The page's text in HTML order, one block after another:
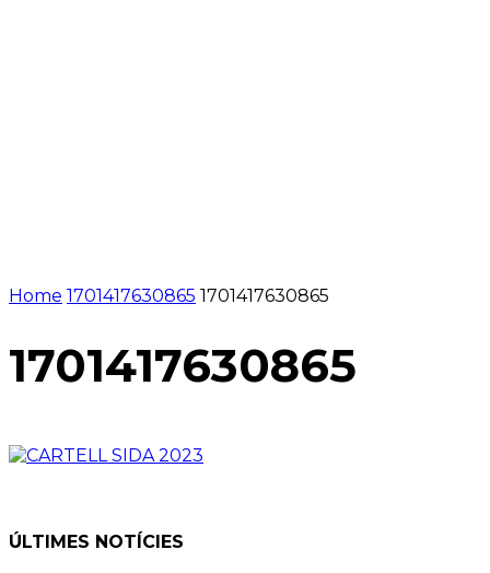
Home 1701417630865 1701417630865
1701417630865
ÚLTIMES NOTÍCIES